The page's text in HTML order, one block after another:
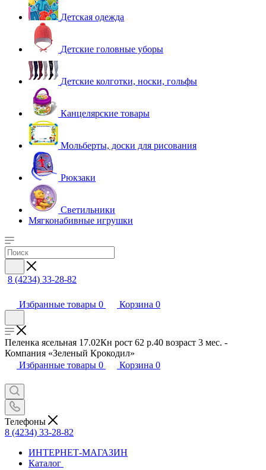
Детская одежда
Детские головные уборы
Детские колготки, носки, гольфы
Канцелярские товары
Мольберты, доски для рисования
Рюкзаки
Светильники
Мягконабивные игрушки
8 (4234) 33-28-82
Избранные товары 0 Корзина 0
Пеленка ясельная 17.02Кн рост 62 р.40 возраст 3 мес. -
Компания «Зеленый Крокодил»
Избранные товары 0 Корзина 0
Телефоны
8 (4234) 33-28-82
ИНТЕРНЕТ-МАГАЗИН
Каталог